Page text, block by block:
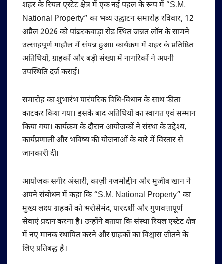
शहर के रियल एस्टेट क्षेत्र में एक नई पहल के रूप में “S.M.
National Property” का भव्य उद्घाटन समारोह रविवार, 12
अप्रैल 2026 को पांढरकवाड़ा रोड स्थित जन्नत लॉन के सामने
उत्साहपूर्ण माहौल में संपन्न हुआ। कार्यक्रम में शहर के प्रतिष्ठित
अतिथियों, ग्राहकों और बड़ी संख्या में नागरिकों ने अपनी
उपस्थिति दर्ज कराई।
समारोह का शुभारंभ पारंपरिक विधि-विधान के साथ फीता
काटकर किया गया। इसके बाद अतिथियों का स्वागत एवं सम्मान
किया गया। कार्यक्रम के दौरान आयोजकों ने संस्था के उद्देश्य,
कार्यप्रणाली और भविष्य की योजनाओं के बारे में विस्तार से
जानकारी दी।
आयोजक सगीर अंसारी, काज़ी नजमोद्दीन और मुजीब खान ने
अपने संबोधन में कहा कि “S.M. National Property” का
मुख्य लक्ष्य ग्राहकों को भरोसेमंद, पारदर्शी और गुणवत्तापूर्ण
सेवाएं प्रदान करना है। उन्होंने बताया कि संस्था रियल एस्टेट क्षेत्र
में नए मानक स्थापित करने और ग्राहकों का विश्वास जीतने के
लिए प्रतिबद्ध है।